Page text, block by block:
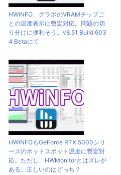
HWiNFO、グラボのVRAMチップご
との温度表示に暫定対応。問題の切
り分けに便利そう。v8.51 Build 603
4 Betaにて
HWiNFOもGeForce RTX 5000シリ
ーズのホットスポット温度に暫定対
応。ただし、HWMonitorとはズレが
ある。正しいのはどっち？